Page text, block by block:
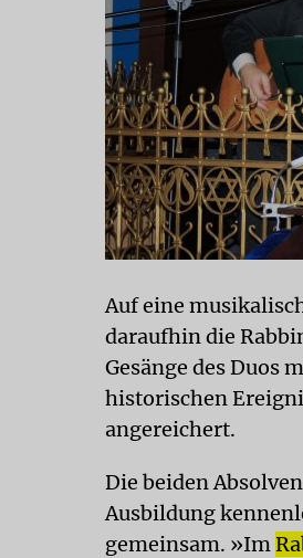
Auf eine
daraufhin die
Gesänge des Duos
historischen
angereichert.
Die beiden
Ausbildung
gemeinsam. »Im